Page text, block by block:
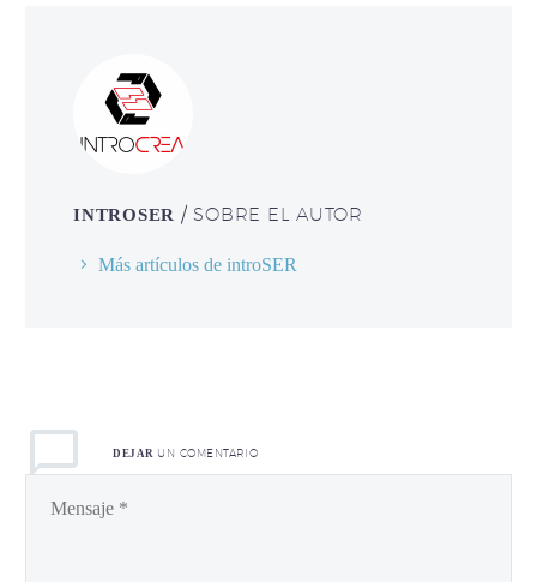
INTROSER / SOBRE EL AUTOR
Más artículos de introSER
DEJAR UN COMENTARIO